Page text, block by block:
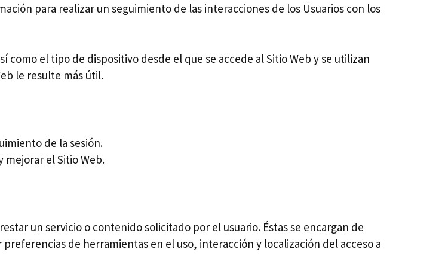
para realizar un seguimiento de las interacciones de los Usuarios con los
el tipo de dispositivo desde el que se accede al Sitio Web y se utilizan
le resulte más útil.
de la sesión.
mejorar el Sitio Web.
un servicio o contenido solicitado por el usuario. Éstas se encargan de
de herramientas en el uso, interacción y localización del acceso a